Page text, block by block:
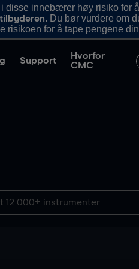
innebærer høy risiko for
. Du bør vurdere om
risikoen for å tape pengene
Support
Hvorfor
CMC